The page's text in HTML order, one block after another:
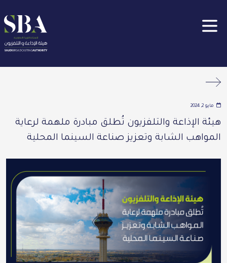
مايو 2, 2024
هيئة الإذاعة والتلفزيون تُطلق مبادرة ملهمة لرعاية
المواهب الشابة وتعزيز صناعة السينما المحلية